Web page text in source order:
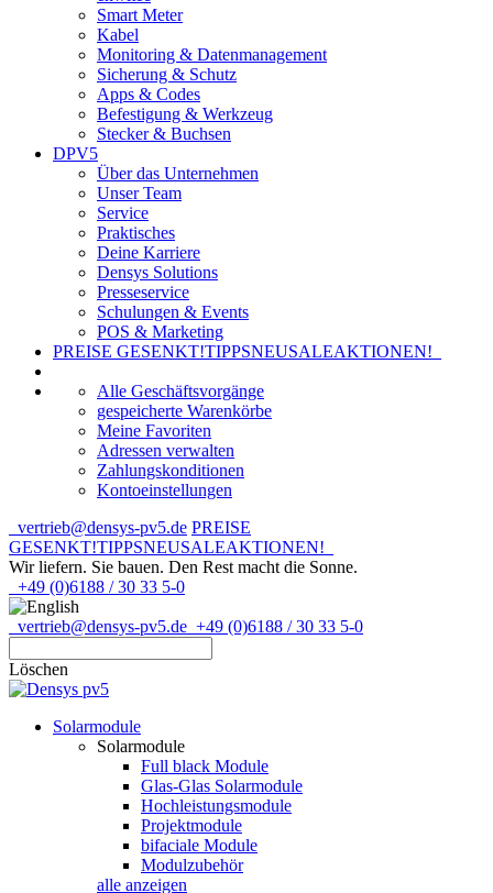
Smart Meter
Kabel
Monitoring & Datenmanagement
Sicherung & Schutz
Apps & Codes
Befestigung & Werkzeug
Stecker & Buchsen
DPV5
Über das Unternehmen
Unser Team
Service
Praktisches
Deine Karriere
Densys Solutions
Presseservice
Schulungen & Events
POS & Marketing
PREISE GESENKT!TIPPSNEUSALEAKTIONEN!
Alle Geschäftsvorgänge
gespeicherte Warenkörbe
Meine Favoriten
Adressen verwalten
Zahlungskonditionen
Kontoeinstellungen
vertrieb@densys-pv5.de PREISE
GESENKT!TIPPSNEUSALEAKTIONEN!
Wir liefern. Sie bauen. Den Rest macht die Sonne.
+49 (0)6188 / 30 33 5-0
vertrieb@densys-pv5.de +49 (0)6188 / 30 33 5-0
Löschen
Solarmodule
Solarmodule
Full black Module
Glas-Glas Solarmodule
Hochleistungsmodule
Projektmodule
bifaciale Module
Modulzubehör
alle anzeigen